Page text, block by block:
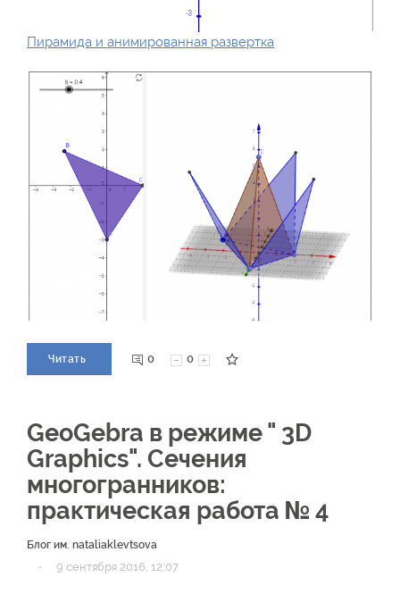
Пирамида и анимированная развертка
Читать 0 0
GeoGebra в режиме " 3D
Graphics". Сечения
многогранников:
практическая работа № 4
Блог им. nataliaklevtsova
· 9 сентября 2016, 12:07